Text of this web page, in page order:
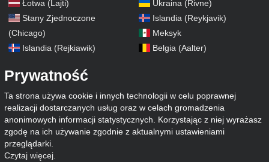
Łotwa (Lajti)
Stany Zjednoczone
(Chicago)
Islandia (Rejkiawik)
Ukraina (Rivne)
Islandia (Reykjavik)
Meksyk
Belgia (Aalter)
Prywatność
Ta strona używa cookie i innych technologii w celu poprawnej
realizacji dostarczanych usług oraz w celach gromadzenia
anonimowych informacji statystycznych. Korzystając z niej wyrażasz
zgodę na ich używanie zgodnie z aktualnymi ustawieniami
przeglądarki.
Czytaj więcej